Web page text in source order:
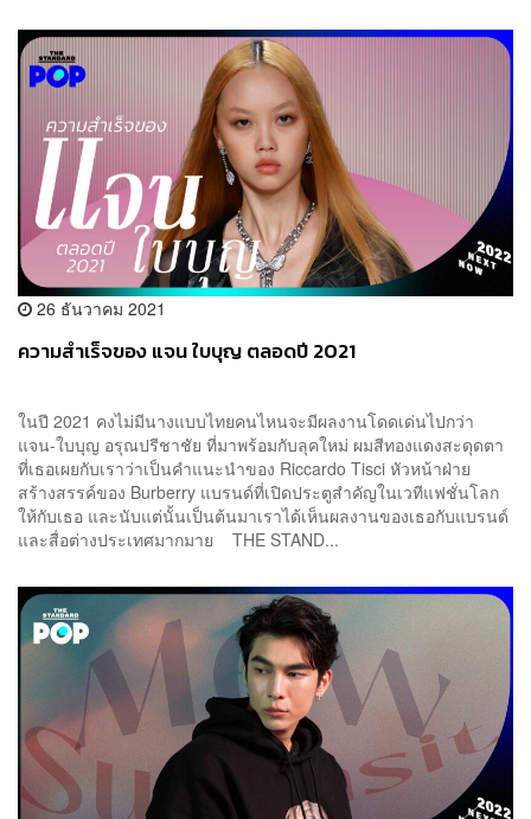
26 ธันวาคม 2021
ความสำเร็จของ แจน ใบบุญ ตลอดปี 2021
ในปี 2021 คงไม่มีนางแบบไทยคนไหนจะมีผลงานโดดเด่นไปกว่า
แจน-ใบบุญ อรุณปรีชาชัย ที่มาพร้อมกับลุคใหม่ ผมสีทองแดงสะดุดตา
ที่เธอเผยกับเราว่าเป็นคำแนะนำของ Riccardo Tisci หัวหน้าฝ่าย
สร้างสรรค์ของ Burberry แบรนด์ที่เปิดประตูสำคัญในเวทีแฟชั่นโลก
ให้กับเธอ และนับแต่นั้นเป็นต้นมาเราได้เห็นผลงานของเธอกับแบรนด์
และสื่อต่างประเทศมากมาย THE STAND...